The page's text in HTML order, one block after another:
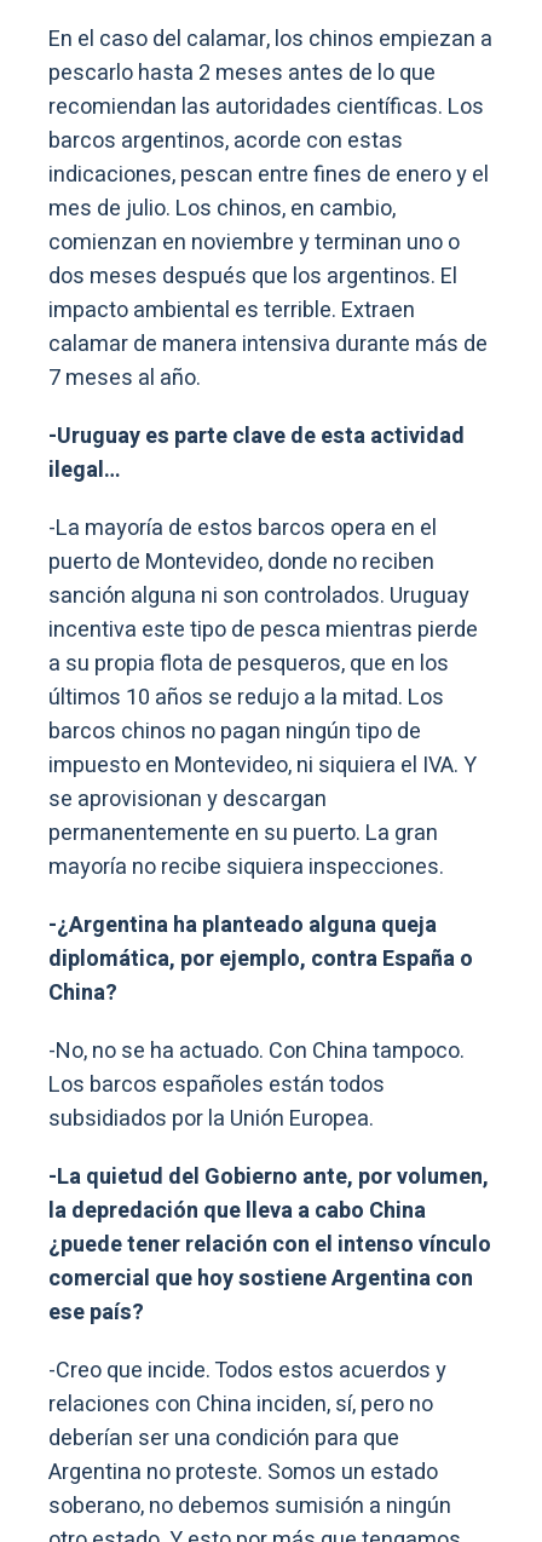
En el caso del calamar, los chinos empiezan a
pescarlo hasta 2 meses antes de lo que
recomiendan las autoridades científicas. Los
barcos argentinos, acorde con estas
indicaciones, pescan entre fines de enero y el
mes de julio. Los chinos, en cambio,
comienzan en noviembre y terminan uno o
dos meses después que los argentinos. El
impacto ambiental es terrible. Extraen
calamar de manera intensiva durante más de
7 meses al año.
-Uruguay es parte clave de esta actividad
ilegal…
-La mayoría de estos barcos opera en el
puerto de Montevideo, donde no reciben
sanción alguna ni son controlados. Uruguay
incentiva este tipo de pesca mientras pierde
a su propia flota de pesqueros, que en los
últimos 10 años se redujo a la mitad. Los
barcos chinos no pagan ningún tipo de
impuesto en Montevideo, ni siquiera el IVA. Y
se aprovisionan y descargan
permanentemente en su puerto. La gran
mayoría no recibe siquiera inspecciones.
-¿Argentina ha planteado alguna queja
diplomática, por ejemplo, contra España o
China?
-No, no se ha actuado. Con China tampoco.
Los barcos españoles están todos
subsidiados por la Unión Europea.
-La quietud del Gobierno ante, por volumen,
la depredación que lleva a cabo China
¿puede tener relación con el intenso vínculo
comercial que hoy sostiene Argentina con
ese país?
-Creo que incide. Todos estos acuerdos y
relaciones con China inciden, sí, pero no
deberían ser una condición para que
Argentina no proteste. Somos un estado
soberano, no debemos sumisión a ningún